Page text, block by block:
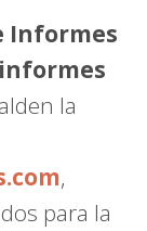
Informes
informes
la
,
para la